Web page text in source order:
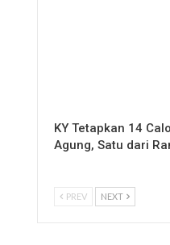
KY Tetapkan 14
Agung, Satu dari
PREV NEXT